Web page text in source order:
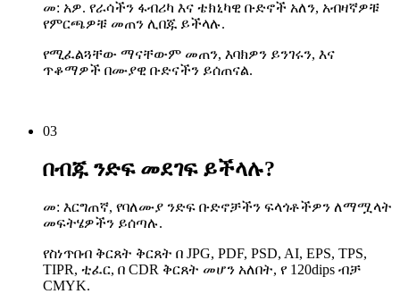
መ: አዎ. የራሳችን ፋብሪካ እና ቴክኒካዊ ቡድኖች አለን, አብዛኛዎቹ
የምርጫዎቹ መጠን ሊበጁ ይችላሉ.
የሚፈልጓቸው ማናቸውም መጠን, እባክዎን ይንገሩን, እና
ጥቆማዎች በሙያዊ ቡድናችን ይሰጠናል.
03
በብጁ ንድፍ መደገፍ ይችላሉ?
መ: እርግጠኛ, የባለሙያ ንድፍ ቡድኖቻችን ፍላጎቶችዎን ለማሟላት
መፍትሄዎችን ይሰጣሉ.
የስነጥበብ ቅርጸት ቅርጸት በ JPG, PDF, PSD, AI, EPS, TPS,
TIPR, ቲፈር, በ CDR ቅርጸት መሆን አለበት, የ 120dips ብቻ
CMYK.